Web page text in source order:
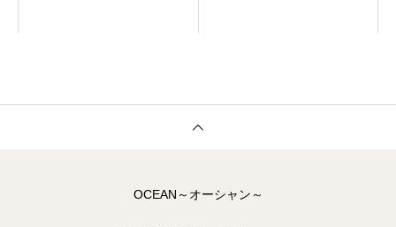
OCEAN～オーシャン～